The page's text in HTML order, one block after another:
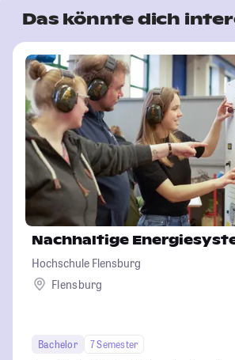
Das könnte dich
Nachhaltige
Hochschule Flensburg
Flensburg
Bachelor
7 Semester